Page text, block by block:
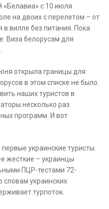
«Белавиа» с 10 июля
на двоих с перелетом – от
вилле без питания. Пока
Виза белорусам для
открыла границы для
в этом списке не было.
наших туристов в
несколько раз
программ. И вот
украинские туристы.
жесткие – украинцы
ПЦР-тестами 72-
словам украинских
турпоток.